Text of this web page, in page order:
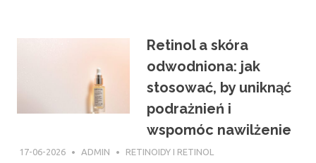
Retinol a skóra
odwodniona: jak
stosować, by uniknąć
podrażnień i
wspomóc nawilżenie
17-06-2026 ADMIN RETINOIDY I RETINOL